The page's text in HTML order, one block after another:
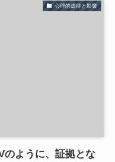
心理的虐待と影響
のように、証拠とな